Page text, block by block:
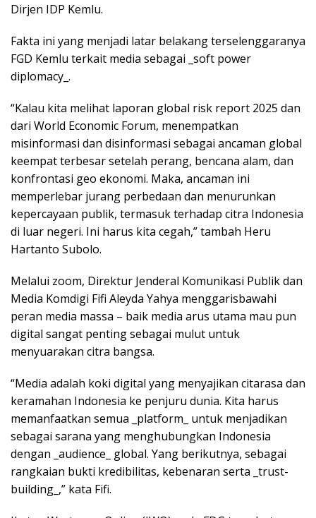
Dirjen IDP Kemlu.
Fakta ini yang menjadi latar belakang terselenggaranya
FGD Kemlu terkait media sebagai _soft power
diplomacy_.
“Kalau kita melihat laporan global risk report 2025 dan
dari World Economic Forum, menempatkan
misinformasi dan disinformasi sebagai ancaman global
keempat terbesar setelah perang, bencana alam, dan
konfrontasi geo ekonomi. Maka, ancaman ini
memperlebar jurang perbedaan dan menurunkan
kepercayaan publik, termasuk terhadap citra Indonesia
di luar negeri. Ini harus kita cegah,” tambah Heru
Hartanto Subolo.
Melalui zoom, Direktur Jenderal Komunikasi Publik dan
Media Komdigi Fifi Aleyda Yahya menggarisbawahi
peran media massa – baik media arus utama mau pun
digital sangat penting sebagai mulut untuk
menyuarakan citra bangsa.
“Media adalah koki digital yang menyajikan citarasa dan
keramahan Indonesia ke penjuru dunia. Kita harus
memanfaatkan semua _platform_ untuk menjadikan
sebagai sarana yang menghubungkan Indonesia
dengan _audience_ global. Yang berikutnya, sebagai
rangkaian bukti kredibilitas, kebenaran serta _trust-
building_,” kata Fifi.